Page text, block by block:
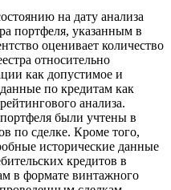
на дату анализа
портфеля, указанным в
оценивает количество
относительно
как допустимое и
по кредитам как
анализа.
портфеля были учтены в
по сделке. Кроме того,
исторические данные
кредитов в
в формате винтажного